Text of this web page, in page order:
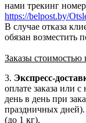
нами трекинг
https://belpost.by/
В случае отказа
обязан возместить
Заказы стоимостью
3. Экспресс-
оплате заказа или
день в день при
праздничных дней).
(до 1 кг).